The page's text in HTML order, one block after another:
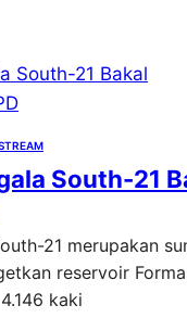
South-21
21 merupakan
reservoir
kaki